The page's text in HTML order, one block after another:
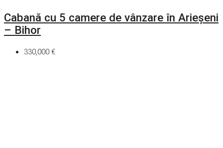
Cabană cu 5 camere de vânzare în Arieșeni
– Bihor
330,000 €